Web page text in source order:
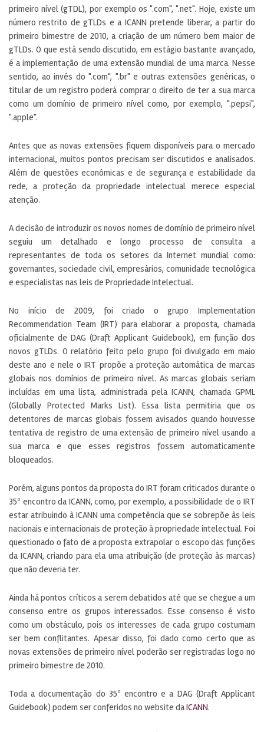
primeiro nível (gTDL), por exemplo os ".com", ".net". Hoje, existe um
número restrito de gTLDs e a ICANN pretende liberar, a partir do
primeiro bimestre de 2010, a criação de um número bem maior de
gTLDs. O que está sendo discutido, em estágio bastante avançado,
é a implementação de uma extensão mundial de uma marca. Nesse
sentido, ao invés do ".com", ".br" e outras extensões genéricas, o
titular de um registro poderá comprar o direito de ter a sua marca
como um domínio de primeiro nível como, por exemplo, ".pepsi",
".apple".
Antes que as novas extensões fiquem disponíveis para o mercado
internacional, muitos pontos precisam ser discutidos e analisados.
Além de questões econômicas e de segurança e estabilidade da
rede, a proteção da propriedade intelectual merece especial
atenção.
A decisão de introduzir os novos nomes de domínio de primeiro nível
seguiu um detalhado e longo processo de consulta a
representantes de toda os setores da Internet mundial como:
governantes, sociedade civil, empresários, comunidade tecnológica
e especialistas nas leis de Propriedade Intelectual.
No início de 2009, foi criado o grupo Implementation
Recommendation Team (IRT) para elaborar a proposta, chamada
oficialmente de DAG (Draft Applicant Guidebook), em função dos
novos gTLDs. O relatório feito pelo grupo foi divulgado em maio
deste ano e nele o IRT propõe a proteção automática de marcas
globais nos domínios de primeiro nível. As marcas globais seriam
incluídas em uma lista, administrada pela ICANN, chamada GPML
(Globally Protected Marks List). Essa lista permitiria que os
detentores de marcas globais fossem avisados quando houvesse
tentativa de registro de uma extensão de primeiro nível usando a
sua marca e que esses registros fossem automaticamente
bloqueados.
Porém, alguns pontos da proposta do IRT foram criticados durante o
35º encontro da ICANN, como, por exemplo, a possibilidade de o IRT
estar atribuindo à ICANN uma competência que se sobrepõe às leis
nacionais e internacionais de proteção à propriedade intelectual. Foi
questionado o fato de a proposta extrapolar o escopo das funções
da ICANN, criando para ela uma atribuição (de proteção às marcas)
que não deveria ter.
Ainda há pontos críticos a serem debatidos até que se chegue a um
consenso entre os grupos interessados. Esse consenso é visto
como um obstáculo, pois os interesses de cada grupo costumam
ser bem conflitantes. Apesar disso, foi dado como certo que as
novas extensões de primeiro nível poderão ser registradas logo no
primeiro bimestre de 2010.
Toda a documentação do 35º encontro e a DAG (Draft Applicant
Guidebook) podem ser conferidos no website daICANN.